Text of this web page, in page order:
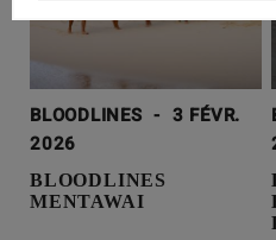
BLOODLINES - 3 FÉVR.
2026
BLOODLINES
MENTAWAI